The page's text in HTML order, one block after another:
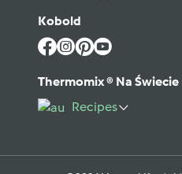
Kobold
Thermomix ® Na Świecie
Recipes